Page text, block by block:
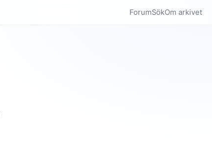
ForumSökOm arkivet